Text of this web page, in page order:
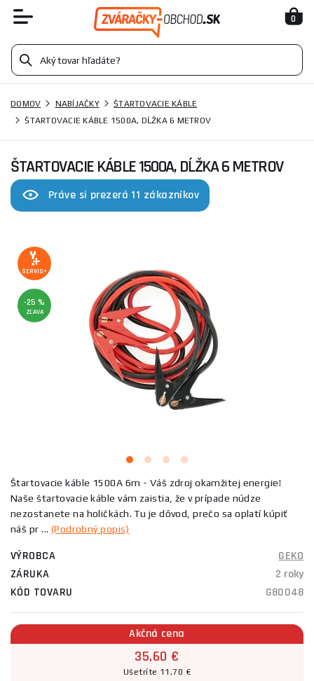
0
DOMOV NABÍJAČKY
ŠTARTOVACIE KÁBLE
ŠTARTOVACIE KÁBLE 1500A, DĹŽKA 6 METROV
ŠTARTOVACIE KÁBLE 1500A, DĹŽKA 6 METROV
Práve si prezerá 11 zákazníkov
SERVIS+
-25 %
ZĽAVA
Štartovacie káble 1500A 6m - Váš zdroj okamžitej energie!
Naše štartovacie káble vám zaistia, že v prípade núdze
nezostanete na holičkách. Tu je dôvod, prečo sa oplatí kúpiť
náš pr ... (Podrobný popis)
VÝROBCA
GEKO
ZÁRUKA
2 roky
KÓD TOVARU
G80048
Akčná cena
35,60 €
Ušetríte 11,70 €